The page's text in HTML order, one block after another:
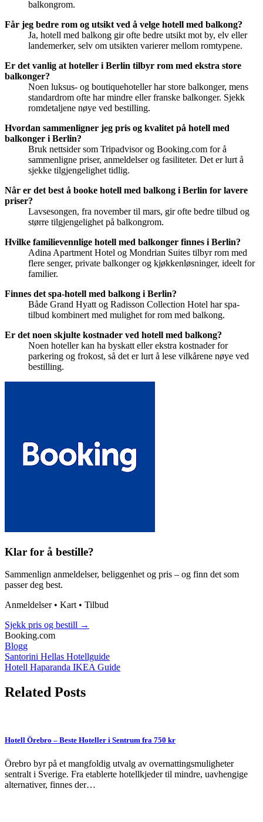
balkongrom.
Får jeg bedre rom og utsikt ved å velge hotell med balkong?
Ja, hotell med balkong gir ofte bedre utsikt mot by, elv eller
landemerker, selv om utsikten varierer mellom romtypene.
Er det vanlig at hoteller i Berlin tilbyr rom med ekstra store
balkonger?
Noen luksus- og boutiquehoteller har store balkonger, mens
standardrom ofte har mindre eller franske balkonger. Sjekk
romdetaljene nøye ved bestilling.
Hvordan sammenligner jeg pris og kvalitet på hotell med
balkonger i Berlin?
Bruk nettsider som Tripadvisor og Booking.com for å
sammenligne priser, anmeldelser og fasiliteter. Det er lurt å
sjekke tilgjengelighet tidlig.
Når er det best å booke hotell med balkong i Berlin for lavere
priser?
Lavsesongen, fra november til mars, gir ofte bedre tilbud og
større tilgjengelighet på balkongrom.
Hvilke familievennlige hotell med balkonger finnes i Berlin?
Adina Apartment Hotel og Mondrian Suites tilbyr rom med
flere senger, private balkonger og kjøkkenløsninger, ideelt for
familier.
Finnes det spa-hotell med balkong i Berlin?
Både Grand Hyatt og Radisson Collection Hotel har spa-
tilbud kombinert med mulighet for rom med balkong.
Er det noen skjulte kostnader ved hotell med balkong?
Noen hoteller kan ha byskatt eller ekstra kostnader for
parkering og frokost, så det er lurt å lese vilkårene nøye ved
bestilling.
Klar for å bestille?
Sammenlign anmeldelser, beliggenhet og pris – og finn det som
passer deg best.
Anmeldelser • Kart • Tilbud
Sjekk pris og bestill →
Booking.com
Blogg
Post
navigation
Santorini Hellas Hotellguide
Hotell Haparanda IKEA Guide
Related Posts
Hotell Örebro – Beste Hoteller i Sentrum fra 750 kr
Örebro byr på et mangfoldig utvalg av overnattingsmuligheter
sentralt i Sverige. Fra etablerte hotellkjeder til mindre, uavhengige
alternativer, finnes der…